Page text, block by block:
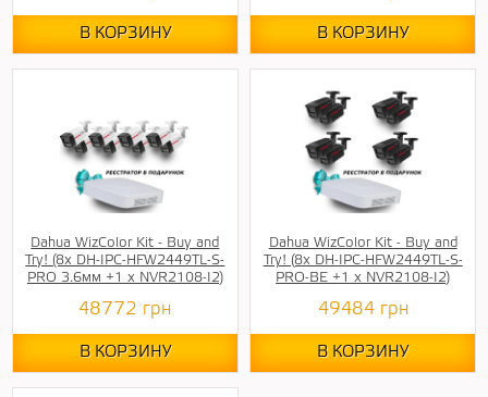
В КОРЗИНУ В КОРЗИНУ
Dahua WizColor Kit - Buy and
Try! (8х DH-IPC-HFW2449TL-S-
PRO 3.6мм +1 х NVR2108-I2)
48772 грн
В КОРЗИНУ
Dahua WizColor Kit - Buy and
Try! (8х DH-IPC-HFW2449TL-S-
PRO-BE +1 х NVR2108-I2)
49484грн
В КОРЗИНУ